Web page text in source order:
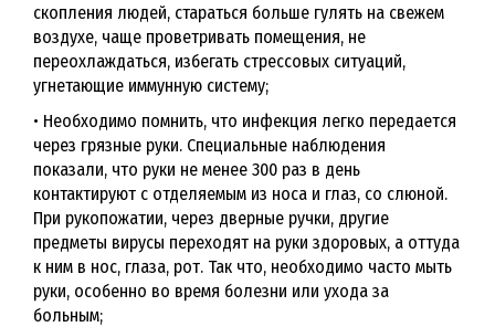
скопления людей, стараться больше гулять на свежем
воздухе, чаще проветривать помещения, не
переохлаждаться, избегать стрессовых ситуаций,
угнетающие иммунную систему;
• Необходимо помнить, что инфекция легко передается
через грязные руки. Специальные наблюдения
показали, что руки не менее 300 раз в день
контактируют с отделяемым из носа и глаз, со слюной.
При рукопожатии, через дверные ручки, другие
предметы вирусы переходят на руки здоровых, а оттуда
к ним в нос, глаза, рот. Так что, необходимо часто мыть
руки, особенно во время болезни или ухода за
больным;